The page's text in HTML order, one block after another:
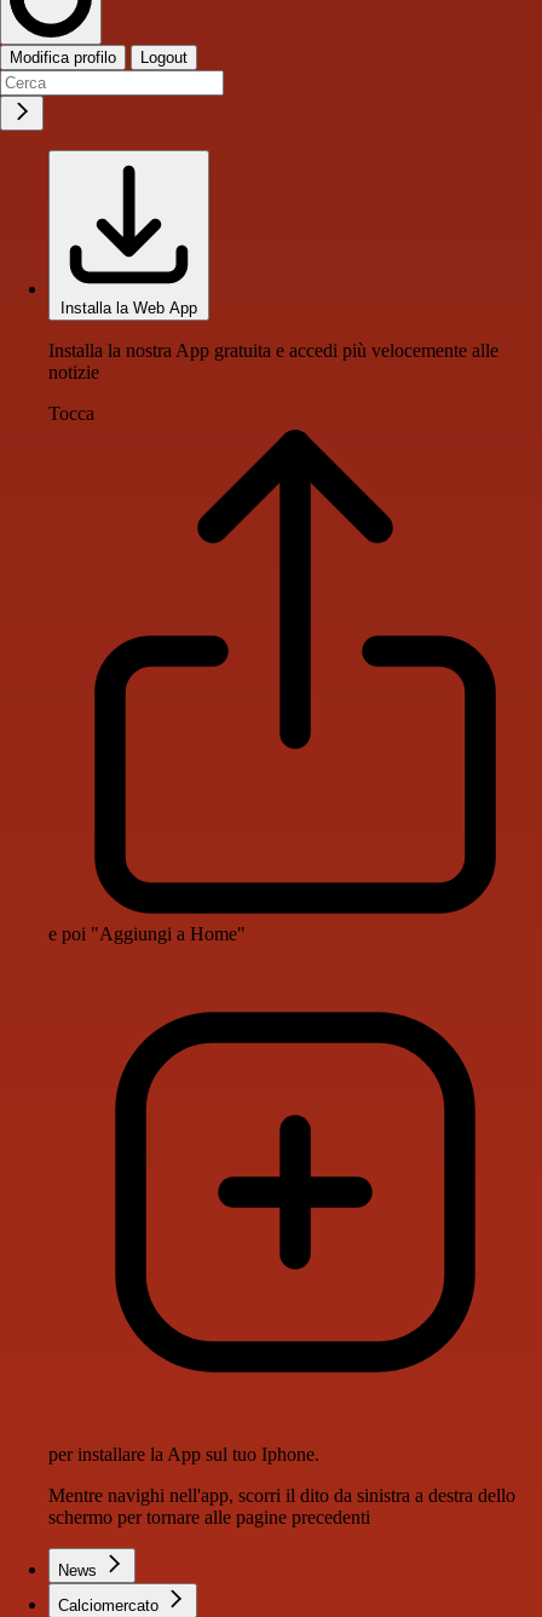
Modifica profilo Logout
Installa la Web App
Installa la nostra App gratuita e accedi più velocemente alle
notizie
Tocca
e poi "Aggiungi a Home"
per installare la App sul tuo Iphone.
Mentre navighi nell'app, scorri il dito da sinistra a destra dello
schermo per tornare alle pagine precedenti
News
Calciomercato